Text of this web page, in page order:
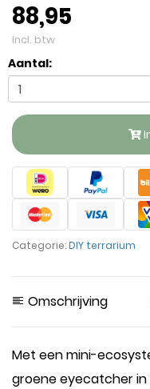
88,95
Incl. btw
Aantal:
Categorie:DIY terrarium
Omschrijving
Met een mini-
groene eyecatcher in